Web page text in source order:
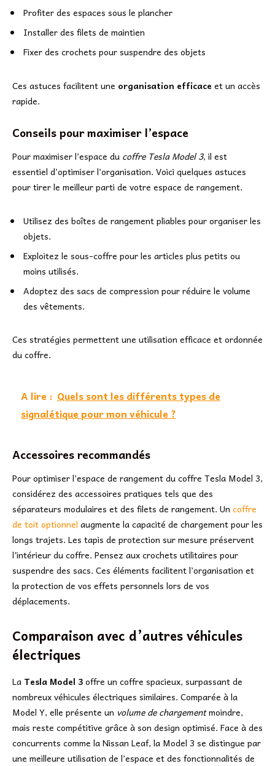
Profiter des espaces sous le plancher
Installer des filets de maintien
Fixer des crochets pour suspendre des objets
Ces astuces facilitent une organisation efficace et un accès
rapide.
Conseils pour maximiser l’espace
Pour maximiser l’espace du coffre Tesla Model 3, il est
essentiel d’optimiser l’organisation. Voici quelques astuces
pour tirer le meilleur parti de votre espace de rangement.
Utilisez des boîtes de rangement pliables pour organiser les
objets.
Exploitez le sous-coffre pour les articles plus petits ou
moins utilisés.
Adoptez des sacs de compression pour réduire le volume
des vêtements.
Ces stratégies permettent une utilisation efficace et ordonnée
du coffre.
A lire : Quels sont les différents types de
signalétique pour mon véhicule ?
Accessoires recommandés
Pour optimiser l’espace de rangement du coffre Tesla Model 3,
considérez des accessoires pratiques tels que des
séparateurs modulaires et des filets de rangement. Un coffre
de toit optionnel augmente la capacité de chargement pour les
longs trajets. Les tapis de protection sur mesure préservent
l’intérieur du coffre. Pensez aux crochets utilitaires pour
suspendre des sacs. Ces éléments facilitent l’organisation et
la protection de vos effets personnels lors de vos
déplacements.
Comparaison avec d’autres véhicules
électriques
La Tesla Model 3offre un coffre spacieux, surpassant de
nombreux véhicules électriques similaires. Comparée à la
Model Y, elle présente un volume de chargementmoindre,
mais reste compétitive grâce à son design optimisé. Face à des
concurrents comme la Nissan Leaf, la Model 3 se distingue par
une meilleure utilisation de l’espace et des fonctionnalités de